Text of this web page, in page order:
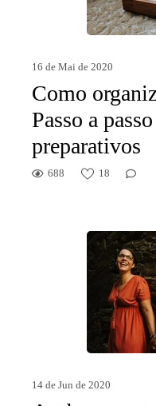
16 de Mai de 2020
Como
Passo a
preparativos
688 18
14 de Jun de 2020